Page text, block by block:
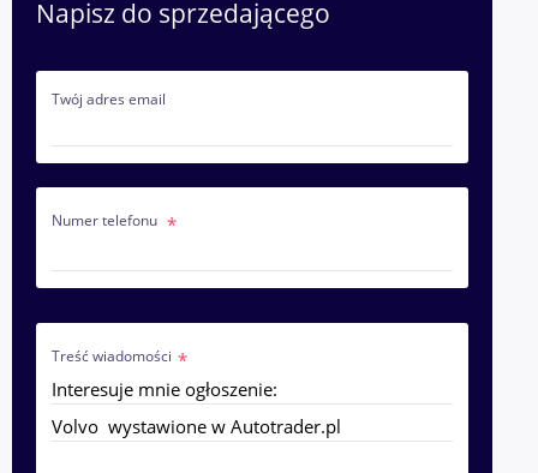
Napisz do sprzedającego
Twój adres email
Numer telefonu
Treść wiadomości